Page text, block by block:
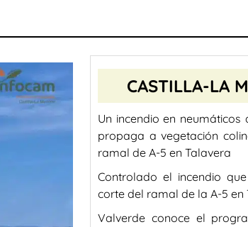
CASTILLA-LA
Un incendio en neumáticos
propaga a vegetación
ramal de A-5 en Talavera
Controlado el incendio
corte del ramal de la A-5 en
Valverde conoce el